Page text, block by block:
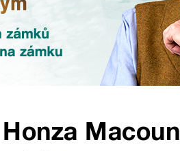
Honza Macoun